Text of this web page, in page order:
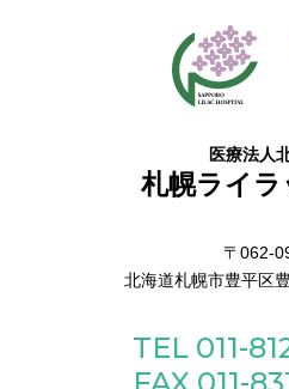
医療法人
札幌ライ
〒062-
北海道札幌市豊平区
TEL 011-